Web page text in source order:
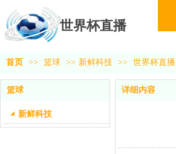
世界杯直播
首页 >> 篮球 >> 新鲜科技 >> 世界杯直播
篮球
新鲜科技
详细内容